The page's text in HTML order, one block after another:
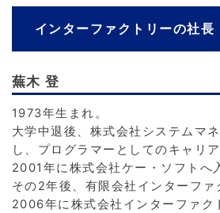
インターファクトリーの社長
蕪木 登
1973年生まれ。
大学中退後、株式会社システムマ
し、プログラマーとしてのキャリ
2001年に株式会社ケー・ソフトへ
その2年後、有限会社インターファ
2006年に株式会社インターファク